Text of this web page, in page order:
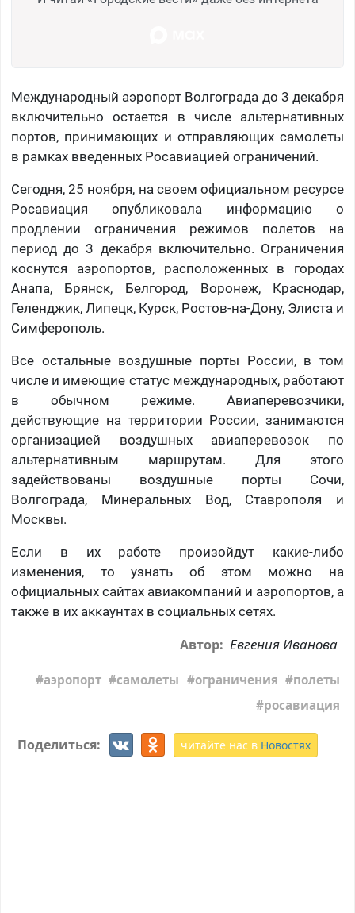
Международный аэропорт Волгограда до 3 декабря
включительно остается в числе альтернативных
портов, принимающих и отправляющих самолеты
в рамках введенных Росавиацией ограничений.
Сегодня, 25 ноября, на своем официальном ресурсе
Росавиация опубликовала информацию о
продлении ограничения режимов полетов на
период до 3 декабря включительно. Ограничения
коснутся аэропортов, расположенных в городах
Анапа, Брянск, Белгород, Воронеж, Краснодар,
Геленджик, Липецк, Курск, Ростов-на-Дону, Элиста и
Симферополь.
Все остальные воздушные порты России, в том
числе и имеющие статус международных, работают
в обычном режиме. Авиаперевозчики,
действующие на территории России, занимаются
организацией воздушных авиаперевозок по
альтернативным маршрутам. Для этого
задействованы воздушные порты Сочи,
Волгограда, Минеральных Вод, Ставрополя и
Москвы.
Если в их работе произойдут какие-либо
изменения, то узнать об этом можно на
официальных сайтах авиакомпаний и аэропортов, а
также в их аккаунтах в социальных сетях.
Автор: Евгения Иванова
аэропорт самолеты ограничения
полеты
росавиация
Поделиться: читайте нас в Новостях